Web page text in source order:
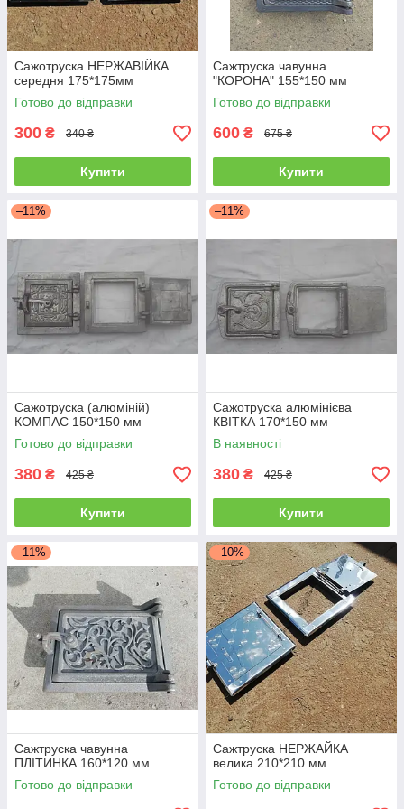
Сажотруска НЕРЖАВІЙКА
середня 175*175мм
Готово до відправки
300 ₴ 340 ₴
Купити
Сажтруска чавунна
"КОРОНА" 155*150 мм
Готово до відправки
600 ₴ 675 ₴
Купити
–11%
Сажотруска (алюміній)
КОМПАС 150*150 мм
Готово до відправки
380 ₴ 425 ₴
Купити
–11%
Сажотруска алюмінієва
КВІТКА 170*150 мм
В наявності
380 ₴ 425 ₴
Купити
–11%
Сажтруска чавунна
ПЛІТИНКА 160*120 мм
Готово до відправки
–10%
Сажтруска НЕРЖАЙКА
велика 210*210 мм
Готово до відправки